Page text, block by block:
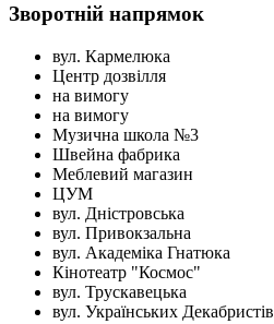
Зворотній напрямок
вул. Кармелюка
Центр дозвілля
на вимогу
на вимогу
Музична школа №3
Швейна фабрика
Меблевий магазин
ЦУМ
вул. Дністровська
вул. Привокзальна
вул. Академіка Гнатюка
Кінотеатр "Космос"
вул. Трускавецька
вул. Українських Декабристів